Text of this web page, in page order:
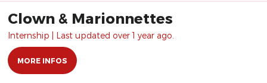
Clown & Marionnettes
Internship | Last updated over 1 year ago.
MORE INFOS